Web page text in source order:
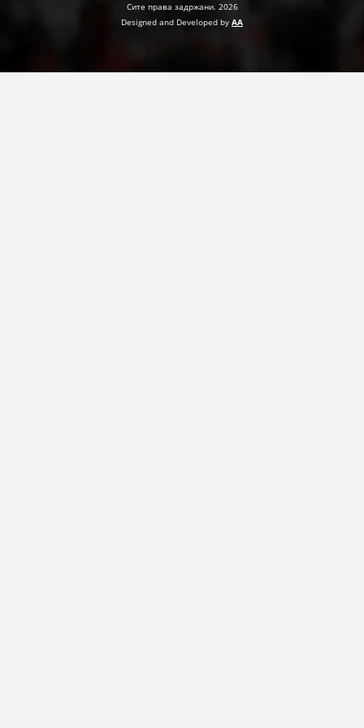
Сите права задржани. 2026
Designed and Developed by AA